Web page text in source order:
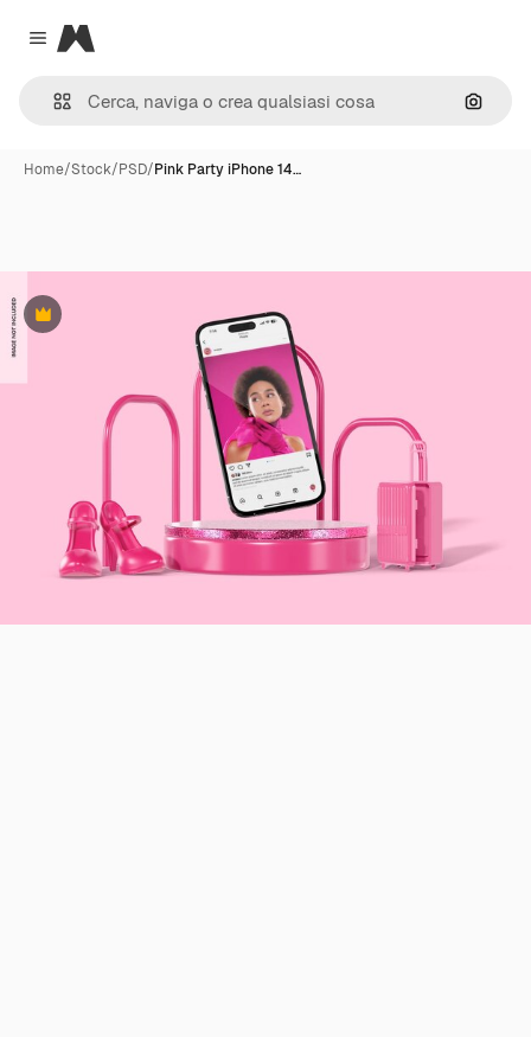
Close menu
Magnific
Cerca
Home/Stock/PSD/Pink Party iPhone 14…
Premium